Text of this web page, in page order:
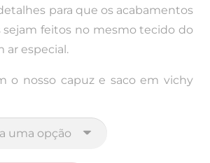
para que os acabamentos
sejam feitos no mesmo tecido do
ar especial.
o nosso capuz e saco em vichy